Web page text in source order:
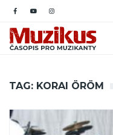
TAG: KORAI ÖRÖM